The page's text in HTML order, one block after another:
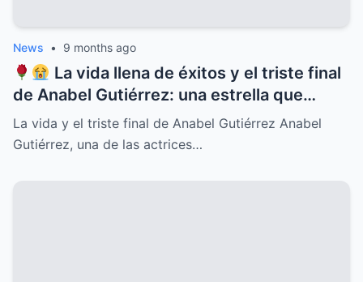
News • 9 months ago
La vida llena de éxitos y el triste final
de Anabel Gutiérrez: una estrella que
iluminó el cine y la televisión mexicana
pero cuyo destino estuvo marcado por el
La vida y el triste final de Anabel Gutiérrez Anabel
Gutiérrez, una de las actrices…